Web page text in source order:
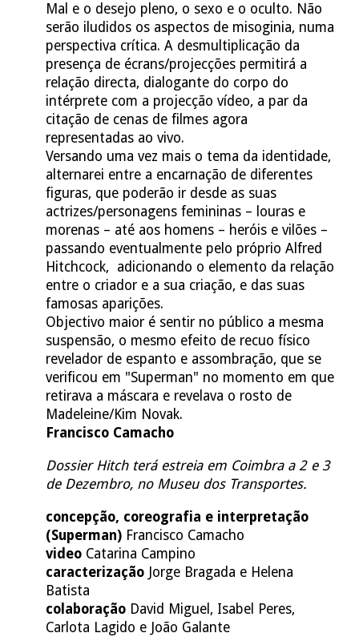
Mal e o desejo pleno, o sexo e o oculto. Não
serão iludidos os aspectos de misoginia, numa
perspectiva crítica. A desmultiplicação da
presença de écrans/projecções permitirá a
relação directa, dialogante do corpo do
intérprete com a projecção vídeo, a par da
citação de cenas de filmes agora
representadas ao vivo.
Versando uma vez mais o tema da identidade,
alternarei entre a encarnação de diferentes
figuras, que poderão ir desde as suas
actrizes/personagens femininas – louras e
morenas – até aos homens – heróis e vilões –
passando eventualmente pelo próprio Alfred
Hitchcock, adicionando o elemento da relação
entre o criador e a sua criação, e das suas
famosas aparições.
Objectivo maior é sentir no público a mesma
suspensão, o mesmo efeito de recuo físico
revelador de espanto e assombração, que se
verificou em "Superman" no momento em que
retirava a máscara e revelava o rosto de
Madeleine/Kim Novak.
Francisco Camacho
Dossier Hitch terá estreia em Coimbra a 2 e 3
de Dezembro, no Museu dos Transportes.
concepção, coreografia e interpretação
(Superman) Francisco Camacho
video Catarina Campino
caracterização Jorge Bragada e Helena
Batista
colaboração David Miguel, Isabel Peres,
Carlota Lagido e João Galante